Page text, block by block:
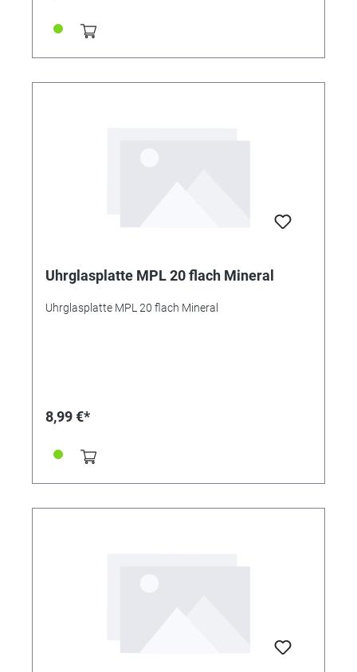
Uhrglasplatte MPL 20 flach Mineral
Uhrglasplatte MPL 20 flach Mineral
8,99 €*